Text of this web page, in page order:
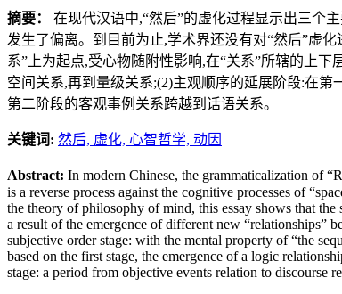
摘要： 在现代汉语中,“然后”的虚化过程显示出三个
发生了偏离。到目前为止,学术界还没有对“然后”虚
系”上为起点,受心物随附性影响,在“关系”所辖的上
空间关系,再到量级关系;(2)主观顺序的延展阶段:在第
第二阶段的客观事例关系跨越到话语关系。
关键词: 然后, 虚化, 心智哲学, 动因
Abstract: In modern Chinese, the grammaticalization of
is a reverse process against the cognitive processes of
the theory of philosophy of mind, this essay shows that
a result of the emergence of different new “relationships”
subjective order stage: with the mental property of “the
based on the first stage, the emergence of a logic
stage: a period from objective events relation to discourse